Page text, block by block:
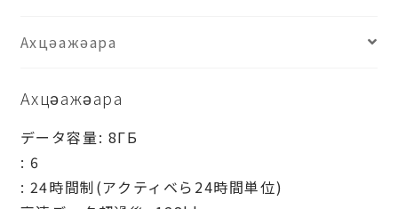
Ахцәажәара
Ахцәажәара
データ容量: 8ГБ
: 6
: 24時間制(アクティベら24時間単位)